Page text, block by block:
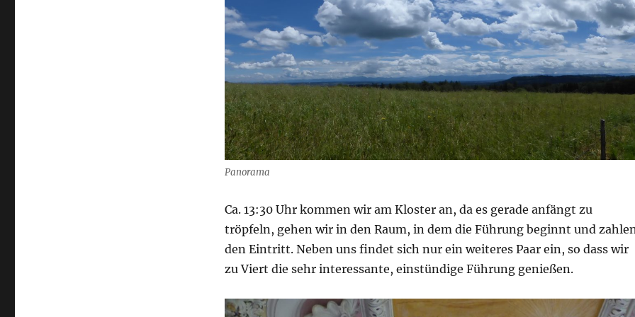
Panorama
Ca. 13:30 Uhr kommen wir am Kloster an, da es gerade anfängt zu
tröpfeln, gehen wir in den Raum, in dem die Führung beginnt und
den Eintritt. Neben uns findet sich nur ein weiteres Paar ein, so dass wir
zu Viert die sehr interessante, einstündige Führung genießen.